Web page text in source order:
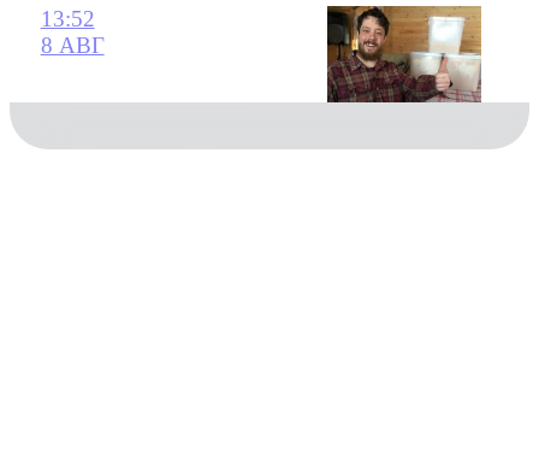
13:52
8 АВГ